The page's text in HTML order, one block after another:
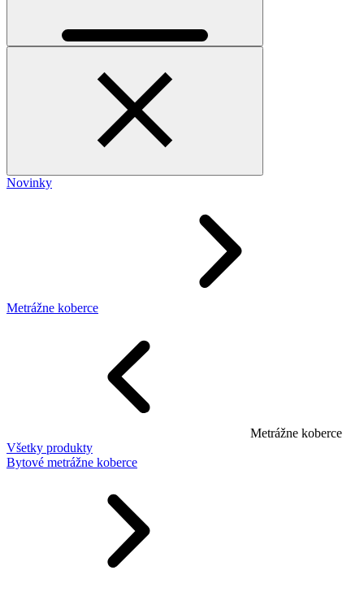
Novinky
Metrážne koberce
Metrážne koberce
Všetky produkty
Bytové metrážne koberce